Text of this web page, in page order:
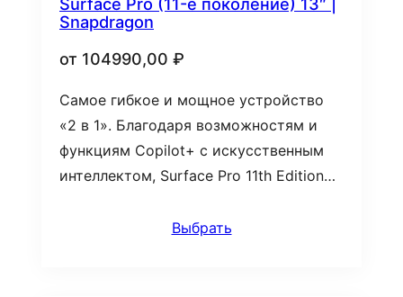
Snapdragon
от 104990,00 ₽
Самое гибкое и мощное устройство
«2 в 1». Благодаря возможностям и
функциям Copilot+ с искусственным
интеллектом, Surface Pro 11th Edition…
Выбрать